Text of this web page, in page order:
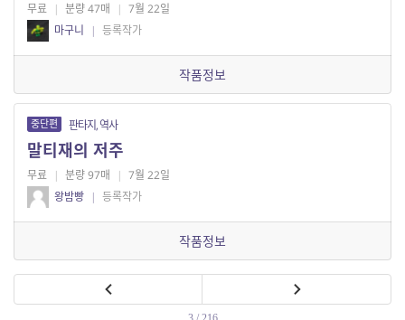
무료 | 분량 47매 | 7월 22일
마구니
| 등록작가
작품정보
중단편 판타지, 역사
말티재의 저주
무료 | 분량 97매 | 7월 22일
왕밤빵 | 등록작가
작품정보